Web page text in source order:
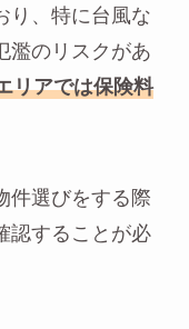
り、特に台風な
濫のリスクがあ
リアでは保険料
件選びをする際
認することが必